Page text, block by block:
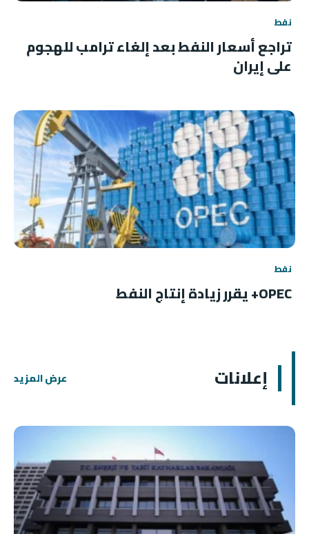
نفط
تراجع أسعار النفط بعد إلغاء ترامب للهجوم
على إيران
نفط
OPEC+ يقرر زيادة إنتاج النفط
إعلانات عرض المزيد